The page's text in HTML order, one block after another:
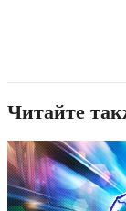
Читайте